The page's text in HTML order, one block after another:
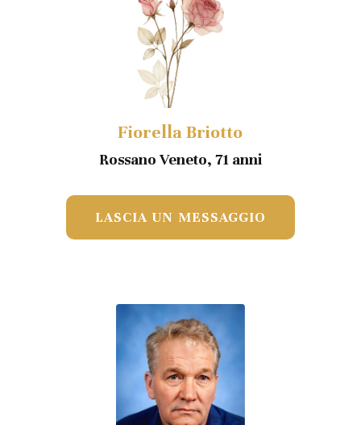
Fiorella Briotto
Rossano Veneto, 71 anni
LASCIA UN MESSAGGIO